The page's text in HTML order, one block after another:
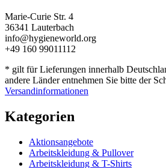
Marie-Curie Str. 4
36341 Lauterbach
info@hygieneworld.org
+49 160 99011112
* gilt für Lieferungen innerhalb
andere Länder entnehmen Sie bitte der
Versandinformationen
Kategorien
Aktionsangebote
Arbeitskleidung & Pullover
Arbeitskleidung & T-Shirts